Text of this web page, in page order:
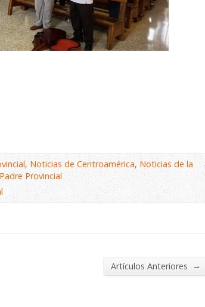
,Noticias de Centroamérica,Noticias de la
Padre Provincial
Artículos Anteriores →